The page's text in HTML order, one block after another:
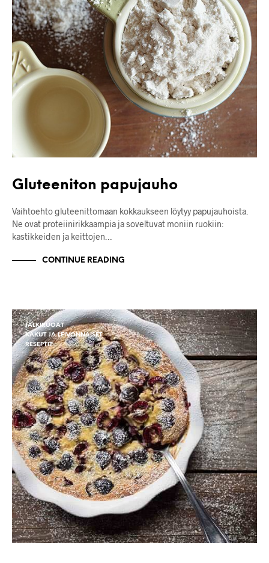
Gluteeniton papujauho
Vaihtoehto gluteenittomaan kokkaukseen löytyy papujauhoista.
Ne ovat proteiinirikkaampia ja soveltuvat moniin ruokiin:
kastikkeiden ja keittojen…
CONTINUE READING
JÄLKIRUOAT
KAKUT JA LEIVONNAISET
RESEPTIT